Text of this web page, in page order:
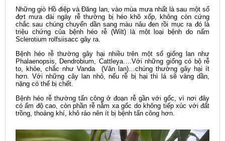
Những giò Hồ điệp và Đăng lan, vào mùa mưa nhất là sau một số
đợt mưa dài ngày rễ thường bị héo khô xốp, không còn cứng
chắc sau chúng chuyển dần sang màu nâu đen rồi mục ra đó là
triệu chứng của bệnh héo rễ (Wilt) là một loại bệnh do nấm
Sclerotium rolfsiisacc gây ra.
Bệnh héo rễ thường gây hại nhiều trên một số giống lan như
Phalaenopsis, Dendrobium, Cattleya….Với những giống có bộ rễ
to, khỏe, chắc như Vanda (Vân lan)…chúng thường gây hại ít
hơn. Với những cây lan nhỏ, nếu rễ bị hại thì lá sẽ vàng dần,
nặng có thể bị chết.
Bệnh héo rễ thường tấn công ở đoạn rễ gần với gốc, vì nơi đây
có ẩm độ cao, còn phần rễ nằm xa gốc do không tiếp xúc với đất
trồng, thoáng khí, khô ráo nên ít bị bệnh tấn công hơn.